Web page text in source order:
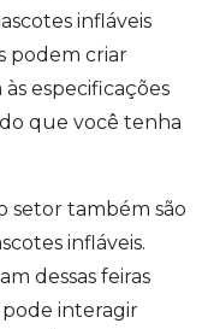
infláveis
podem criar
especificações
que você tenha
setor também são
infláveis.
dessas feiras
pode interagir